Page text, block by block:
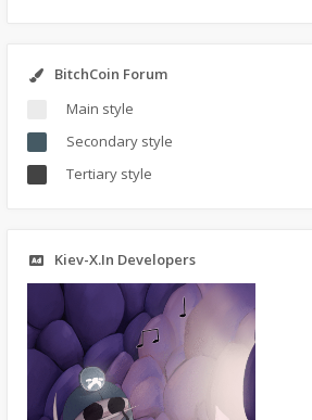
BitchCoin Forum
Main style
Secondary style
Tertiary style
Kiev-X.In Developers